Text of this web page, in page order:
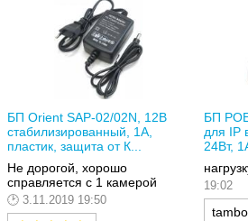
БП Orient SAP-02/02N, 12В
стабилизированный, 1А,
пластик, защита от К...
Не дорогой, хорошо
справляется с 1 камерой
3.11.2019 19:50
БП
для IP
24Вт,
19:02